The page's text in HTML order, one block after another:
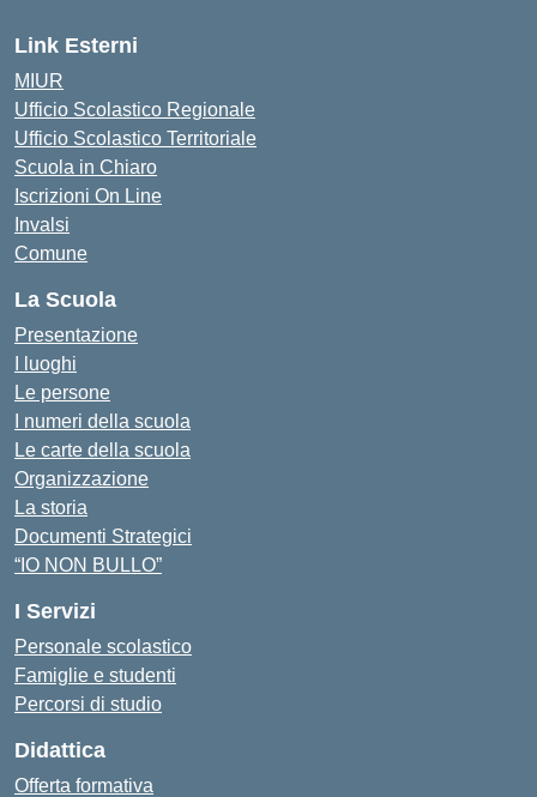
Link Esterni
MIUR
Ufficio Scolastico Regionale
Ufficio Scolastico Territoriale
Scuola in Chiaro
Iscrizioni On Line
Invalsi
Comune
La Scuola
Presentazione
I luoghi
Le persone
I numeri della scuola
Le carte della scuola
Organizzazione
La storia
Documenti Strategici
“IO NON BULLO”
I Servizi
Personale scolastico
Famiglie e studenti
Percorsi di studio
Didattica
Offerta formativa